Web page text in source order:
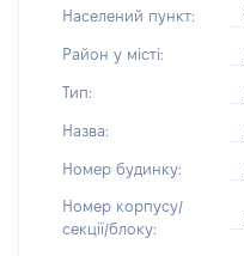
Населений пункт:
Район у місті:
Тип:
Назва:
Номер будинку:
Номер корпусу/
секції/блоку: